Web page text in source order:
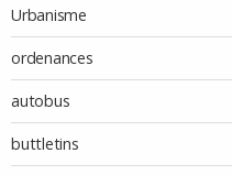
Urbanisme
ordenances
autobus
buttletins